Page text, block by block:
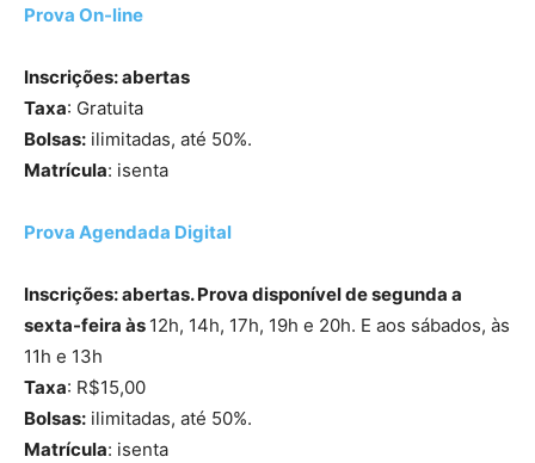
Prova On-line
Inscrições: abertas
Taxa: Gratuita
Bolsas: ilimitadas, até 50%.
Matrícula: isenta
Prova Agendada Digital
Inscrições: abertas. Prova disponível de segunda a
sexta-feira às 12h, 14h, 17h, 19h e 20h. E aos sábados, às
11h e 13h
Taxa: R$15,00
Bolsas: ilimitadas, até 50%.
Matrícula: isenta